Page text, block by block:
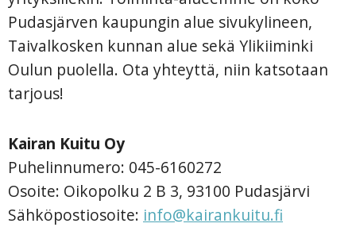
Pudasjärven kaupungin alue sivukylineen,
Taivalkosken kunnan alue sekä Ylikiiminki
Oulun puolella. Ota yhteyttä, niin katsotaan
tarjous!
Kairan Kuitu Oy
Puhelinnumero: 045-6160272
Osoite: Oikopolku 2 B 3, 93100 Pudasjärvi
Sähköpostiosoite: info@kairankuitu.fi